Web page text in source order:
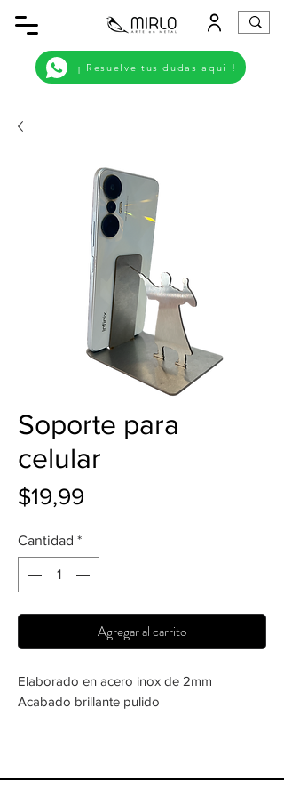
¡ Resuelve tus dudas aqui !
Soporte para
celular
$19,99
Cantidad *
Agregar al carrito
Elaborado en acero inox de 2mm
Acabado brillante pulido